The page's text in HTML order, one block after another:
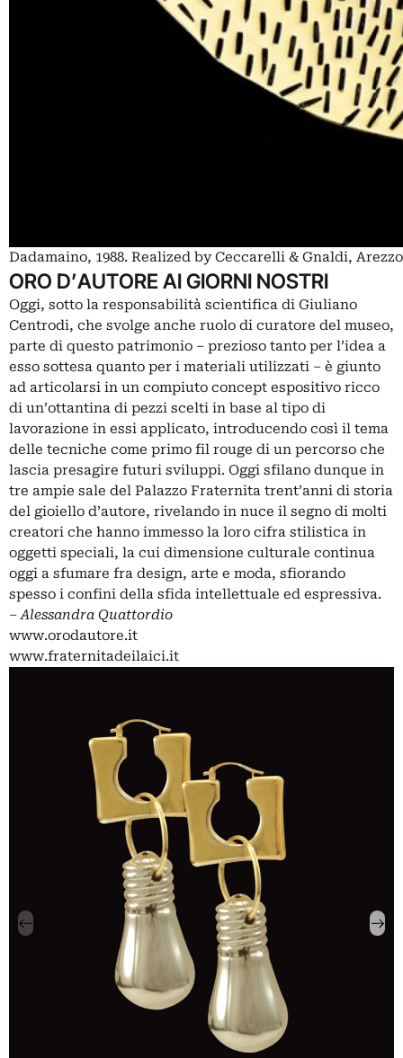
Dadamaino, 1988. Realized by Ceccarelli & Gnaldi, Arezzo
ORO D’AUTORE AI GIORNI NOSTRI
Oggi, sotto la responsabilità scientifica di Giuliano
Centrodi, che svolge anche ruolo di curatore del museo,
parte di questo patrimonio – prezioso tanto per l’idea a
esso sottesa quanto per i materiali utilizzati – è giunto
ad articolarsi in un compiuto concept espositivo ricco
di un’ottantina di pezzi scelti in base al tipo di
lavorazione in essi applicato, introducendo così il tema
delle tecniche come primo fil rouge di un percorso che
lascia presagire futuri sviluppi. Oggi sfilano dunque in
tre ampie sale del Palazzo Fraternita trent’anni di storia
del gioiello d’autore, rivelando in nuce il segno di molti
creatori che hanno immesso la loro cifra stilistica in
oggetti speciali, la cui dimensione culturale continua
oggi a sfumare fra design, arte e moda, sfiorando
spesso i confini della sfida intellettuale ed espressiva.
–Alessandra Quattordio
www.orodautore.it
www.fraternitadeilaici.it